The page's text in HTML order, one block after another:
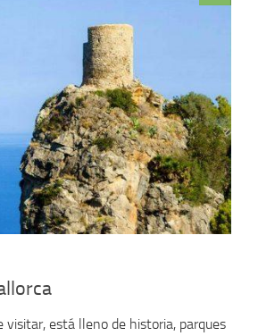
visitar, está lleno de historia, parques